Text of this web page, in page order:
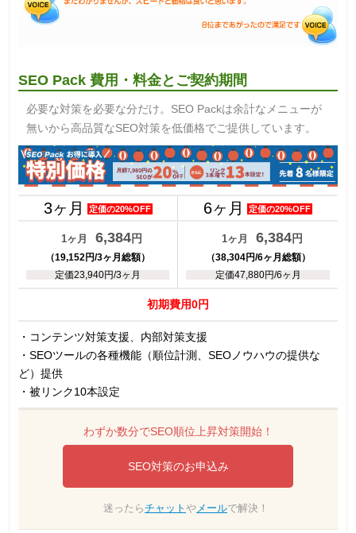
SEO Pack 費用・料金とご契約期間
必要な対策を必要な分だけ。SEO Packは余計なメニューが
無いから高品質なSEO対策を低価格でご提供しています。
3ヶ月 定価の20%OFF 6ヶ月 定価の20%OFF
1ヶ月 6,384円
（19,152円/3ヶ月総額）
定価23,940円/3ヶ月
1ヶ月 6,384円
（38,304円/6ヶ月総額）
定価47,880円/6ヶ月
初期費用0円
・コンテンツ対策支援、内部対策支援
・SEOツールの各種機能（順位計測、SEOノウハウの提供な
ど）提供
・被リンク10本設定
わずか数分でSEO順位上昇対策開始！
SEO対策のお申込み
迷ったらチャット やメールで解決！